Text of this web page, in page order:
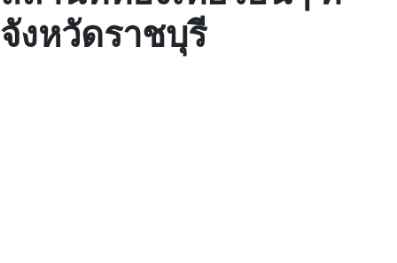
จังหวัดราชบุรี